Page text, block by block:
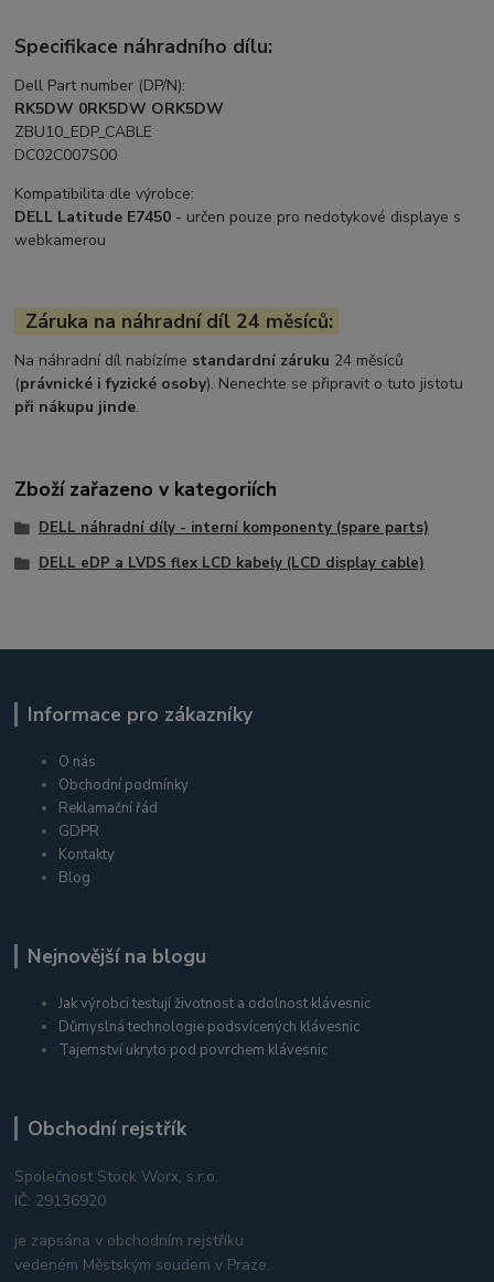
Specifikace náhradního dílu:
Dell Part number (DP/N):
RK5DW 0RK5DW ORK5DW
ZBU10_EDP_CABLE
DC02C007S00
Kompatibilita dle výrobce:
DELL Latitude E7450 - určen pouze pro nedotykové displaye s
webkamerou
Záruka na náhradní díl 24 měsíců:
Na náhradní díl nabízíme standardní záruku 24 měsíců
(právnické i fyzické osoby). Nenechte se připravit o tuto jistotu
při nákupu jinde.
Zboží zařazeno v kategoriích
DELL náhradní díly - interní komponenty (spare parts)
DELL eDP a LVDS flex LCD kabely (LCD display cable)
Informace pro zákazníky
O nás
Obchodní podmínky
Reklamační řád
GDPR
Kontakty
Blog
Nejnovější na blogu
Jak výrobci testují životnost a odolnost klávesnic
Důmyslná technologie podsvícených klávesnic
Tajemství ukryto pod povrchem klávesnic
Obchodní rejstřík
Společnost Stock Worx, s.r.o.
IČ: 29136920
je zapsána v obchodním rejstříku
vedeném Městským soudem v Praze,